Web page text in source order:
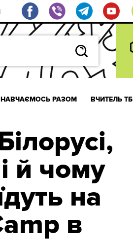
НАВЧАЄМОСЬ РАЗОМ ВЧИТЕЛЬ ТБ
й чому
на
в